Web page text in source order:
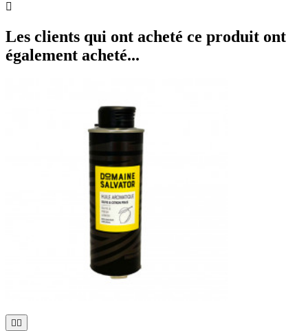

Les clients qui ont acheté ce produit ont
également acheté...
 